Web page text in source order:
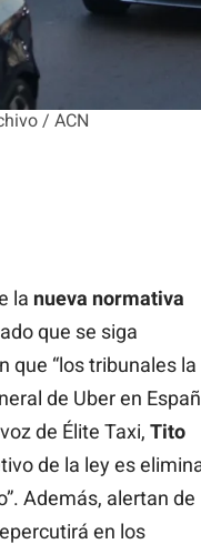
/ ACN
la nueva normativa
que se siga
que “los tribunales la
de Uber en
de Élite Taxi, Tito
de la ley es
Además, alertan de
en los